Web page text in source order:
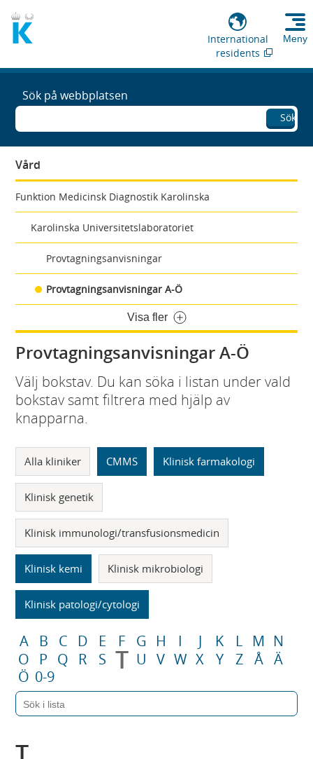
International
residents
Meny
Sök på webbplatsen
Sök
Vård
Funktion Medicinsk Diagnostik Karolinska
Karolinska Universitetslaboratoriet
Provtagningsanvisningar
Provtagningsanvisningar A-Ö
Visa fler
Provtagningsanvisningar A-Ö
Välj bokstav. Du kan söka i listan under vald
bokstav samt filtrera med hjälp av
knapparna.
Alla kliniker CMMS Klinisk farmakologi
Klinisk genetik
Klinisk immunologi/transfusionsmedicin
Klinisk kemi Klinisk mikrobiologi
Klinisk patologi/cytologi
A B C D E F G H I J K L M N
O
P Q R S T U V W X Y Z Å Ä
Ö 0-9